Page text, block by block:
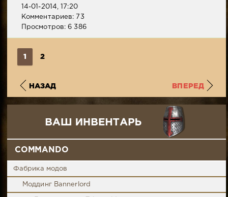
14-01-2014, 17:20
Комментариев: 73
Просмотров: 6 386
1 2
НАЗАД ВПЕРЕД
COMMANDO
Фабрика модов
Моддинг Bannerlord